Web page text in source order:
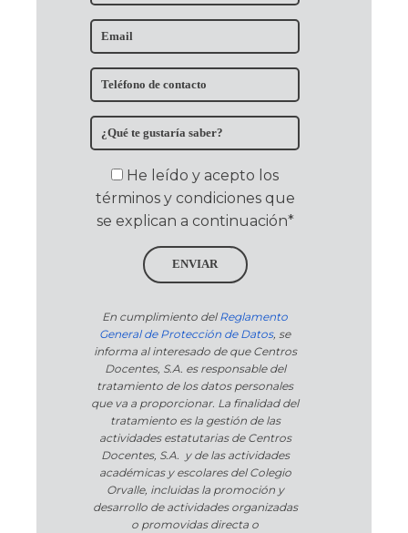
He leído y acepto los
términos y condiciones que
se explican a continuación*
ENVIAR
En cumplimiento delReglamento
General de Protección de Datos, se
informa al interesado de que Centros
Docentes, S.A. es responsable del
tratamiento de los datos personales
que va a proporcionar. La finalidad del
tratamiento es la gestión de las
actividades estatutarias de Centros
Docentes, S.A. y de las actividades
académicas y escolares del Colegio
Orvalle, incluidas la promoción y
desarrollo de actividades organizadas
o promovidas directa o